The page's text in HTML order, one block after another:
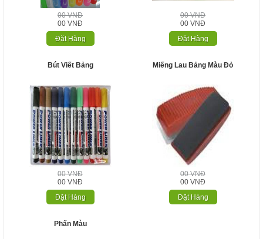
00 VNĐ
00 VNĐ
Đặt Hàng
00 VNĐ
00 VNĐ
Đặt Hàng
Bút Viết Bảng
00 VNĐ
00 VNĐ
Đặt Hàng
Miếng Lau Bảng Màu Đỏ
00 VNĐ
00 VNĐ
Đặt Hàng
Phấn Màu